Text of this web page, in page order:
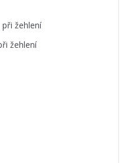
žehlení